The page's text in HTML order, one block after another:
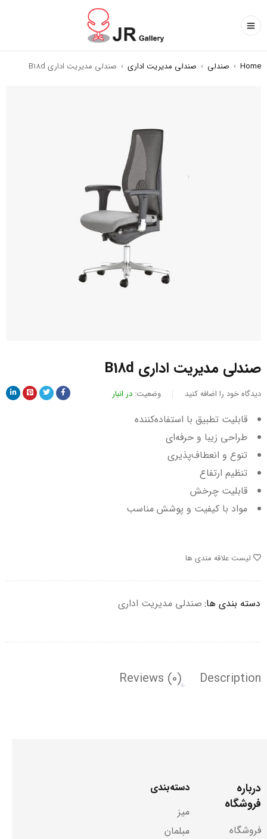
Home
› صندلی › صندلی مدیریت اداری › صندلی مدیریت اداری B18d
صندلی مدیریت اداری B18d
دیدگاه خود را اضافه کنید وضعیت: در انبار
قابلیت تطبیق با استفاده‌کننده
طراحی زیبا و حرفه‌ای
تنوع و انعطاف‌پذیری
تنظیم ارتفاع
قابلیت چرخش
مواد با کیفیت و پوشش مناسب
لیست علاقه مندی ها
دسته بندی ها: صندلی مدیریت اداری
Description
Reviews (0)
درباره
فروشگاه
فروشگاه
دسته‌بندی
میز
مبلمان